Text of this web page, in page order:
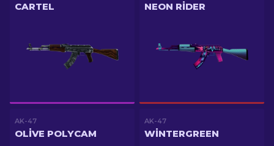
CARTEL NEON RIDER
AK-47
OLIVE POLYCAM
AK-47
WINTERGREEN